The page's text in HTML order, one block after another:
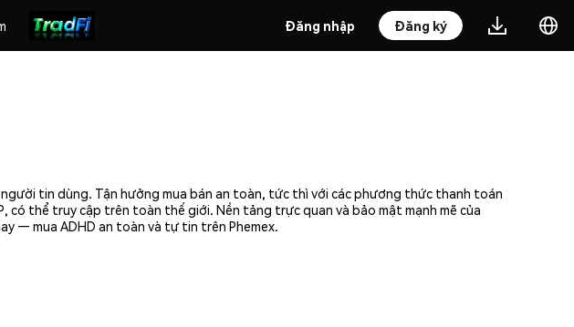
Đăng nhập Đăng ký
tin dùng. Tận hưởng mua bán an toàn, tức thì với các phương thức thanh toán
có thể truy cập trên toàn thế giới. Nền tảng trực quan và bảo mật mạnh mẽ của
— mua ADHD an toàn và tự tin trên Phemex.